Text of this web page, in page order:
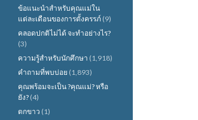
ข้อแนะนำสำหรับคุณแม่ใน
แต่ละเดือนของการตั้งครรภ์ (9)
คลอดปกติไม่ได้ จะทำอย่างไร?
(3)
ความรู้สำหรับนักศึกษา (1,918)
คำถามที่พบบ่อย (1,893)
คุณพร้อมจะเป็น ?คุณแม่? หรือ
ยัง? (4)
ตกขาว (1)